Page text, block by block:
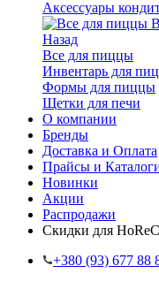
Аксессуары
Назад
Все для пиццы
Инвентарь для
Формы для пиццы
Щетки для печи
О компании
Бренды
Доставка и Оплата
Прайсы и
Новинки
Акции
Распродажи
Скидки для
+38‎0 (93) 677 88